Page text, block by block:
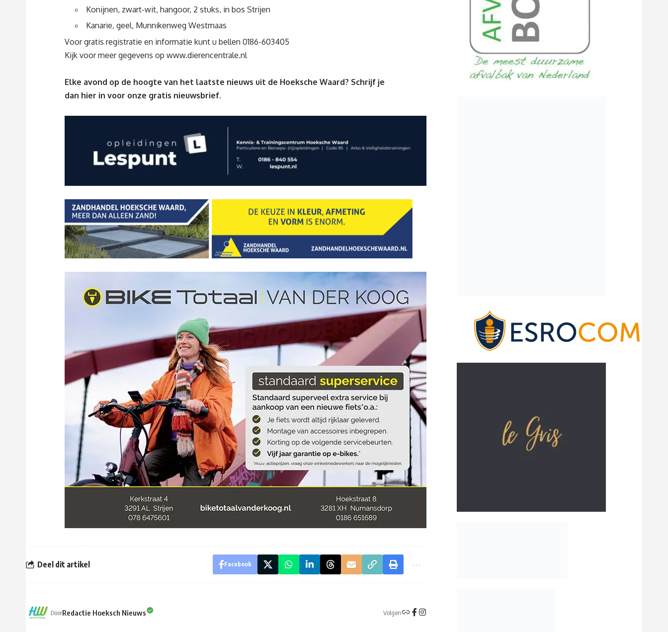
Konijnen, zwart-wit, hangoor, 2 stuks, in bos Strijen
Kanarie, geel, Munnikenweg Westmaas
Voor gratis registratie en informatie kunt u bellen 0186-603405
Kijk voor meer gegevens op www.dierencentrale.nl
Elke avond op de hoogte van het laatste nieuws uit de Hoeksche Waard? Schrijf je
dan hier in voor onze gratis nieuwsbrief.
Deel dit artikel Facebook
DoorRedactie Hoeksch Nieuws Volgen